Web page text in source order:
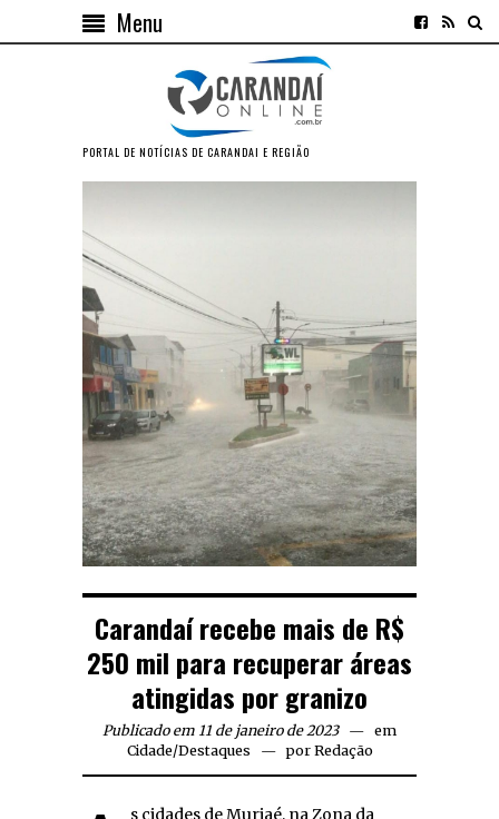
Menu
PORTAL DE NOTÍCIAS DE CARANDAI E REGIÃO
Carandaí recebe mais de R$
250 mil para recuperar áreas
atingidas por granizo
Publicado em 11 de janeiro de 2023
em
Cidade/Destaques por Redação